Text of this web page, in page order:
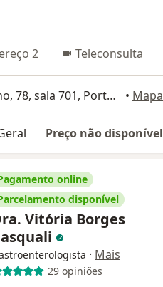
2 Teleconsulta
Praça Dom Feliciano, 78, sala 701, Porto Alegre • Mapa
Preço não disponível
online
disponível
Vitória Borges
· Mais
29 opiniões